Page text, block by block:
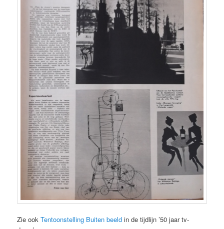
Zie ookTentoonstelling Buiten beeld in de tijdlijn ’50 jaar tv-